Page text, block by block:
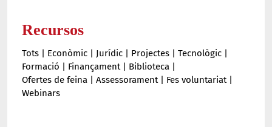
Recursos
Tots | Econòmic | Jurídic | Projectes | Tecnològic |
Formació | Finançament | Biblioteca |
Ofertes de feina | Assessorament | Fes voluntariat |
Webinars